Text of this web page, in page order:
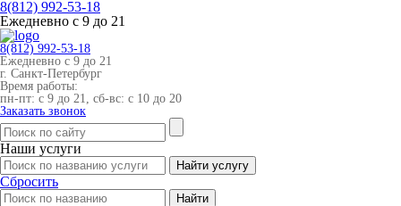
8(812) 992-53-18
Ежедневно с 9 до 21
8(812) 992-53-18
Ежедневно с 9 до 21
г. Санкт-Петербург
Время работы:
пн-пт: с 9 до 21, сб-вс: с 10 до 20
Заказать звонок
Наши услуги
Сбросить